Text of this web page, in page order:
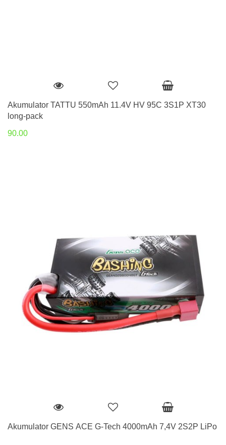
Akumulator TATTU 550mAh 11.4V HV 95C 3S1P XT30
long-pack
90.00
Akumulator GENS ACE G-Tech 4000mAh 7,4V 2S2P LiPo